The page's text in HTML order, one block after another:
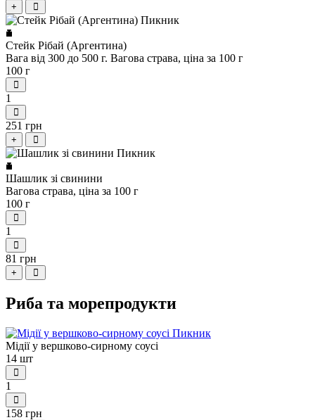
+
Стейк Рібай (Аргентина)
Вага від 300 до 500 г. Вагова страва, ціна за 100 г
100 г
1
251 грн
+
Шашлик зі свинини
Вагова страва, ціна за 100 г
100 г
1
81 грн
+
Риба та морепродукти
Мідії у вершково-сирному соусі
14 шт
1
158 грн